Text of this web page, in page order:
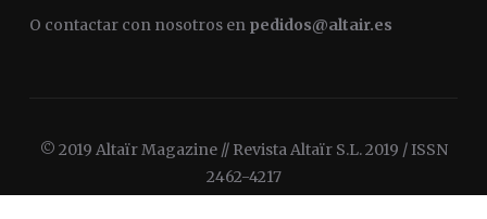
O contactar con nosotros en pedidos@altair.es
© 2019 Altaïr Magazine // Revista Altaïr S.L. 2019 / ISSN
2462-4217